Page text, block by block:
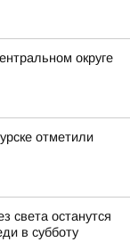
округе
отметили
света останутся
в субботу